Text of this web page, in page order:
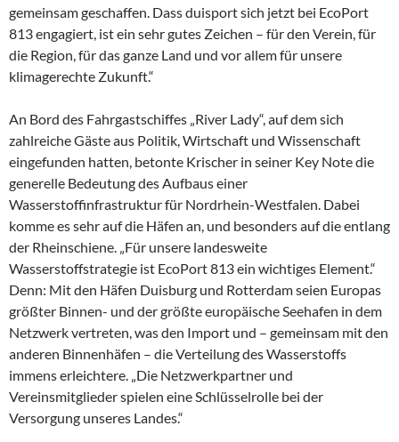
gemeinsam geschaffen. Dass duisport sich jetzt bei EcoPort
813 engagiert, ist ein sehr gutes Zeichen – für den Verein, für
die Region, für das ganze Land und vor allem für unsere
klimagerechte Zukunft.“
An Bord des Fahrgastschiffes „River Lady“, auf dem sich
zahlreiche Gäste aus Politik, Wirtschaft und Wissenschaft
eingefunden hatten, betonte Krischer in seiner Key Note die
generelle Bedeutung des Aufbaus einer
Wasserstoffinfrastruktur für Nordrhein-Westfalen. Dabei
komme es sehr auf die Häfen an, und besonders auf die entlang
der Rheinschiene. „Für unsere landesweite
Wasserstoffstrategie ist EcoPort 813 ein wichtiges Element.“
Denn: Mit den Häfen Duisburg und Rotterdam seien Europas
größter Binnen- und der größte europäische Seehafen in dem
Netzwerk vertreten, was den Import und – gemeinsam mit den
anderen Binnenhäfen – die Verteilung des Wasserstoffs
immens erleichtere. „Die Netzwerkpartner und
Vereinsmitglieder spielen eine Schlüsselrolle bei der
Versorgung unseres Landes.“